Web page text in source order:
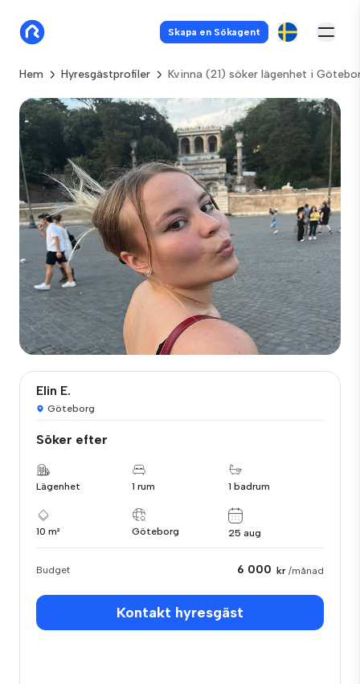
Skapa en Sökagent
Hem Hyresgästprofiler Kvinna (21) söker lägenhet i
Elin E.
Göteborg
Söker efter
Lägenhet 1 rum 1 badrum
10 m² Göteborg 25 aug
Budget 6 000 kr /månad
Kontakt hyresgäst